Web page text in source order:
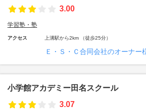
3.00
学習塾・塾
アクセス 上溝駅から2km （徒歩25分）
Ｅ・Ｓ・Ｃ合同会社のオーナー
小学館アカデミー田名スクール
3.07